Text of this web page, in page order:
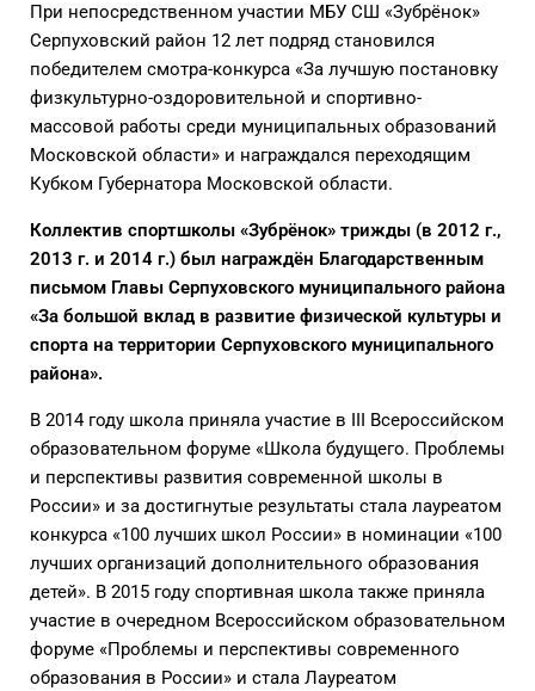
При непосредственном участии МБУ СШ «Зубрёнок»
Серпуховский район 12 лет подряд становился
победителем смотра-конкурса «За лучшую постановку
физкультурно-оздоровительной и спортивно-
массовой работы среди муниципальных образований
Московской области» и награждался переходящим
Кубком Губернатора Московской области.
Коллектив спортшколы «Зубрёнок» трижды (в 2012 г.,
2013 г. и 2014 г.) был награждён Благодарственным
письмом Главы Серпуховского муниципального района
«За большой вклад в развитие физической культуры и
спорта на территории Серпуховского муниципального
района».
В 2014 году школа приняла участие в III Всероссийском
образовательном форуме «Школа будущего. Проблемы
и перспективы развития современной школы в
России» и за достигнутые результаты стала лауреатом
конкурса «100 лучших школ России» в номинации «100
лучших организаций дополнительного образования
детей». В 2015 году спортивная школа также приняла
участие в очередном Всероссийском образовательном
форуме «Проблемы и перспективы современного
образования в России» и стала Лауреатом